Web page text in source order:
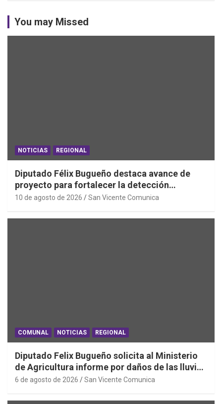
You may Missed
NOTICIAS REGIONAL
Diputado Félix Bugueño destaca avance de
proyecto para fortalecer la detección
temprana del cáncer de tiroides
10 de agosto de 2026 San Vicente Comunica
COMUNAL NOTICIAS REGIONAL
Diputado Felix Bugueño solicita al Ministerio
de Agricultura informe por daños de las lluvias
en la Región de O´Higgins
6 de agosto de 2026 San Vicente Comunica